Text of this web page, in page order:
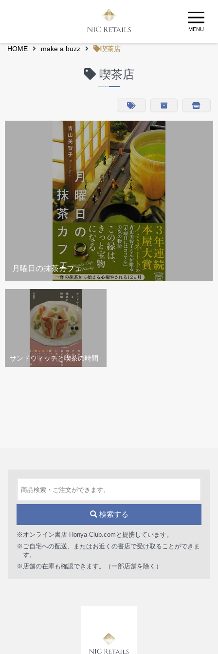
MENU
HOME make a buzz 喫茶店
喫茶店
月曜日の抹茶カフェ
サンドウィッチと喫茶の時間
検索する
※オンライン書店 Honya Club.comと提携しています。
※ご自宅への配送、またはお近くの書店で受け取ることができま
す。
※店舗の在庫も確認できます。（一部店舗を除く）